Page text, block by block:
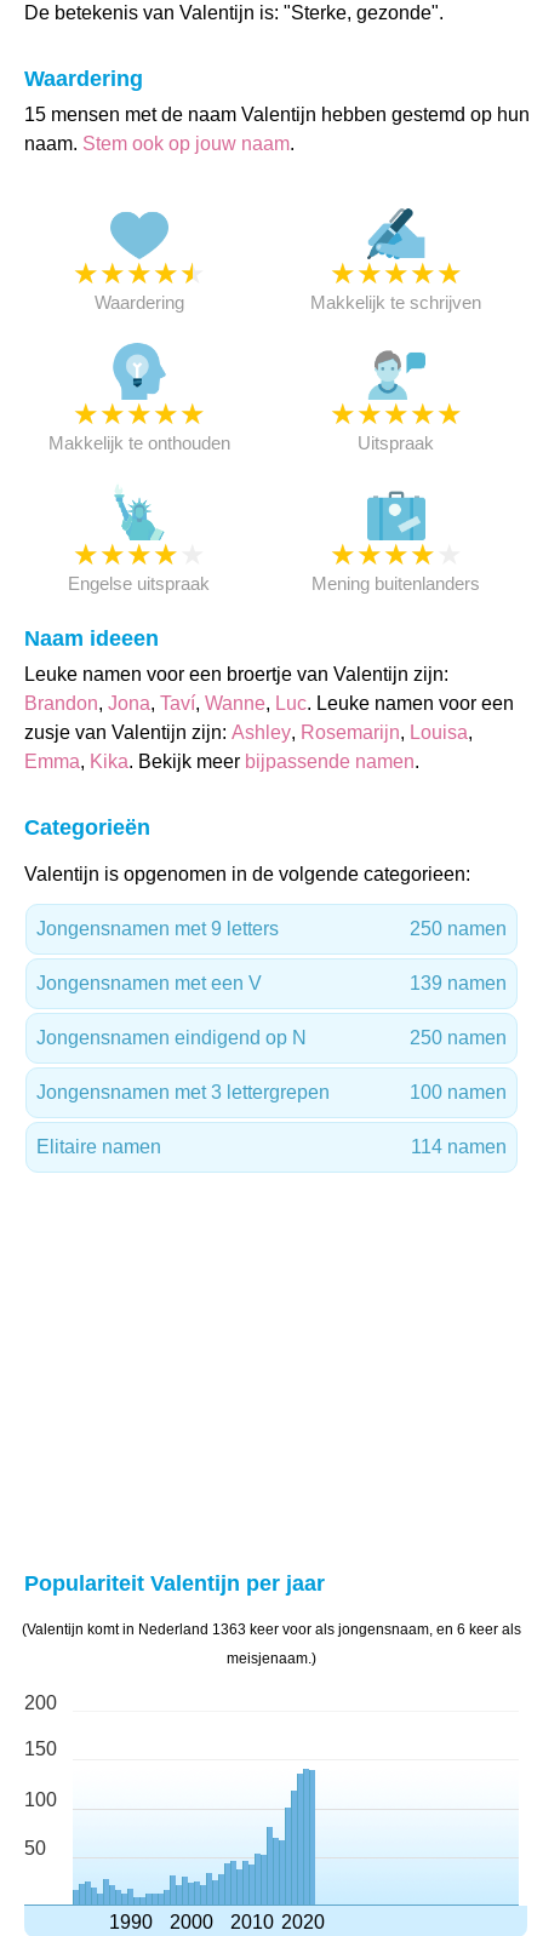
De betekenis van Valentijn is: "Sterke, gezonde".
Waardering
15 mensen met de naam Valentijn hebben gestemd op hun
naam. Stem ook op jouw naam.
★★★★★
Waardering
★★★★★
Makkelijk te schrijven
★★★★★
Makkelijk te onthouden
★★★★★
Uitspraak
★★★★
Engelse uitspraak
★★★★
Mening buitenlanders
Naam ideeen
Leuke namen voor een broertje van Valentijn zijn:
Brandon, Jona, Taví, Wanne, Luc. Leuke namen voor een
zusje van Valentijn zijn: Ashley, Rosemarijn, Louisa,
Emma, Kika. Bekijk meer bijpassende namen.
Categorieën
Valentijn is opgenomen in de volgende categorieen:
Jongensnamen met 9 letters 250 namen
Jongensnamen met een V 139 namen
Jongensnamen eindigend op N 250 namen
Jongensnamen met 3 lettergrepen 100 namen
Elitaire namen 114 namen
Populariteit Valentijn per jaar
(Valentijn komt in Nederland 1363 keer voor als jongensnaam, en 6 keer als
meisjenaam.)
200
150
100
50
1990 2000 2010 2020